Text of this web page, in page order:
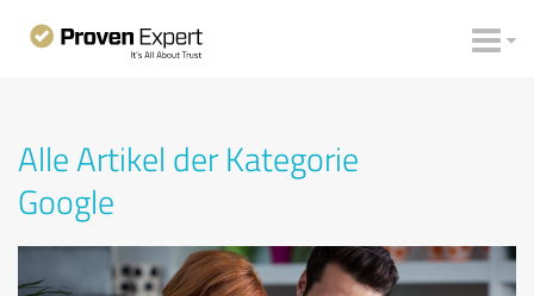
Alle Artikel der Kategorie
Google